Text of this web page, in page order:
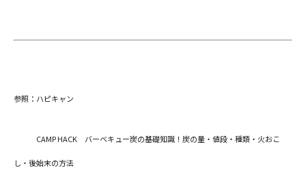
参照： ハピキャン
CAMP HACK バーベキュー炭の基礎知識！炭の量・値段・種類・火おこ
し・後始末の方法